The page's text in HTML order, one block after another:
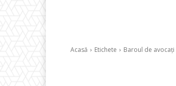
Acasă Etichete Baroul de